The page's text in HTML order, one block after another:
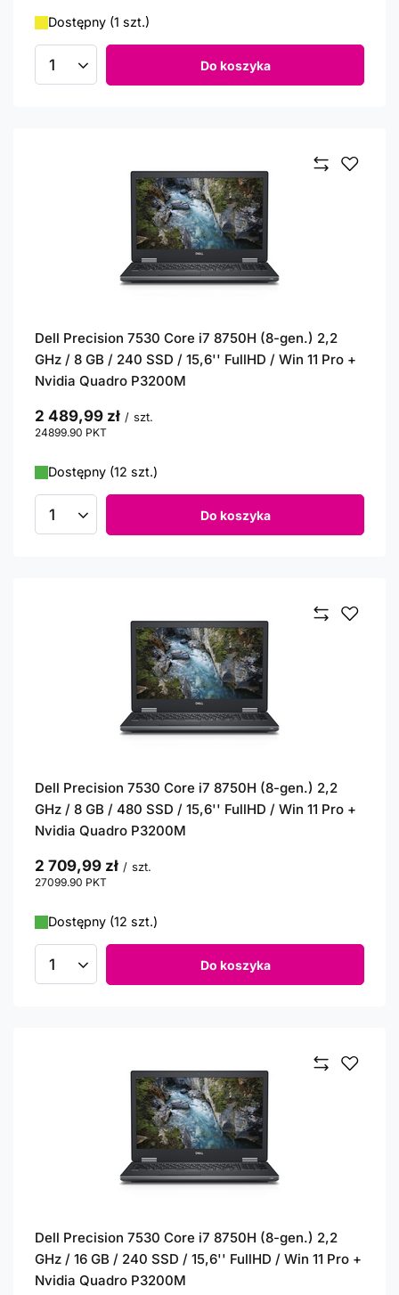
Dostępny (1 szt.)
Ilość produktów Do koszyka
Dell Precision 7530 Core i7 8750H (8-gen.) 2,2
GHz / 8 GB / 240 SSD / 15,6'' FullHD / Win 11 Pro +
Nvidia Quadro P3200M
2 489,99 zł / szt.
24899.90 PKT
Dostępny (12 szt.)
Ilość produktów Do koszyka
Dell Precision 7530 Core i7 8750H (8-gen.) 2,2
GHz / 8 GB / 480 SSD / 15,6'' FullHD / Win 11 Pro +
Nvidia Quadro P3200M
2 709,99 zł / szt.
27099.90 PKT
Dostępny (12 szt.)
Ilość produktów Do koszyka
Dell Precision 7530 Core i7 8750H (8-gen.) 2,2
GHz / 16 GB / 240 SSD / 15,6'' FullHD / Win 11 Pro +
Nvidia Quadro P3200M